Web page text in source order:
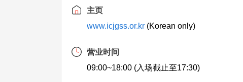
主页
www.icjgss.or.kr (Korean only)
营业时间
09:00~18:00 (入场截止至17:30)